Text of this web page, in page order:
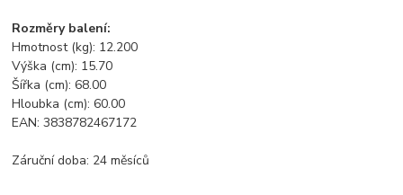
Rozměry balení:
Hmotnost (kg): 12.200
Výška (cm): 15.70
Šířka (cm): 68.00
Hloubka (cm): 60.00
EAN: 3838782467172
Záruční doba: 24 měsíců